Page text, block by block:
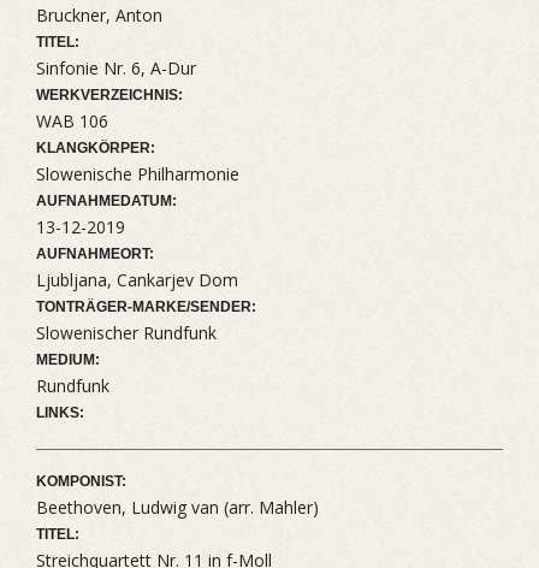
Bruckner, Anton
TITEL:
Sinfonie Nr. 6, A-Dur
WERKVERZEICHNIS:
WAB 106
KLANGKÖRPER:
Slowenische Philharmonie
AUFNAHMEDATUM:
13-12-2019
AUFNAHMEORT:
Ljubljana, Cankarjev Dom
TONTRÄGER-MARKE/SENDER:
Slowenischer Rundfunk
MEDIUM:
Rundfunk
LINKS:
KOMPONIST:
Beethoven, Ludwig van (arr. Mahler)
TITEL:
Streichquartett Nr. 11 in f-Moll